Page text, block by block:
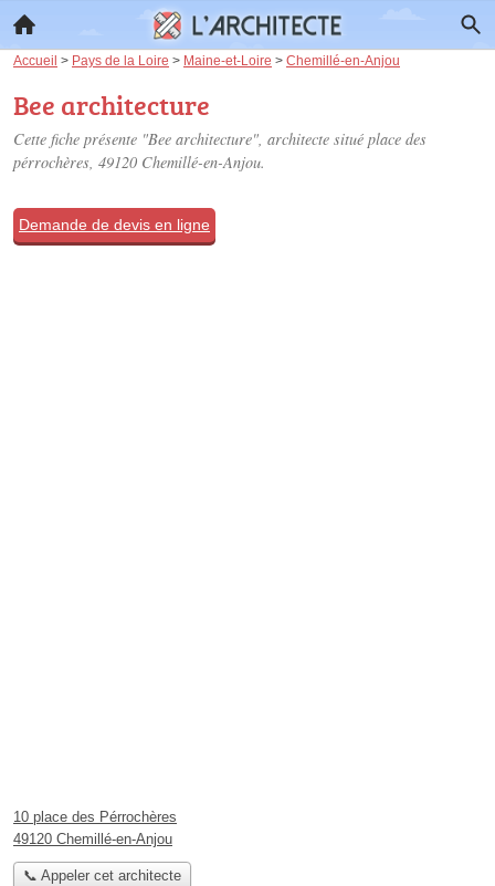
Accueil > Pays de la Loire > Maine-et-Loire > Chemillé-en-Anjou
Bee architecture
Cette fiche présente "Bee architecture", architecte situé place des
pérrochères, 49120 Chemillé-en-Anjou.
Demande de devis en ligne
10 place des Pérrochères
49120 Chemillé-en-Anjou
📞 Appeler cet architecte